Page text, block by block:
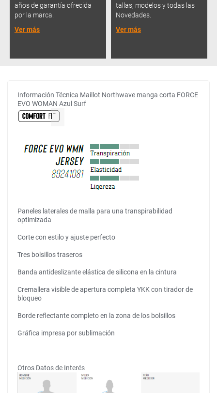
años de garantía ofrecida
por la marca.
Ver más
tallas, modelos y todas las
Novedades.
Ver más
Información Técnica Maillot Northwave manga corta FORCE
EVO WOMAN Azul Surf
Paneles laterales de malla para una transpirabilidad
optimizada
Corte con estilo y ajuste perfecto
Tres bolsillos traseros
Banda antideslizante elástica de silicona en la cintura
Cremallera visible de apertura completa YKK con tirador de
bloqueo
Borde reflectante completo en la zona de los bolsillos
Gráfica impresa por sublimación
Otros Datos de Interés